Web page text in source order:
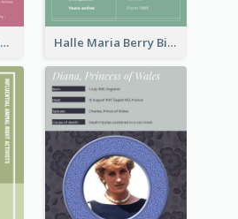
Lady Gaga Biography Halle Maria Berry Biography